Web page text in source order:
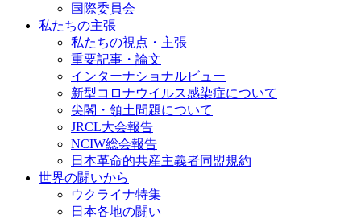
国際委員会
私たちの主張
私たちの視点・主張
重要記事・論文
インターナショナルビュー
新型コロナウイルス感染症について
尖閣・領土問題について
JRCL大会報告
NCIW総会報告
日本革命的共産主義者同盟規約
世界の闘いから
ウクライナ特集
日本各地の闘い